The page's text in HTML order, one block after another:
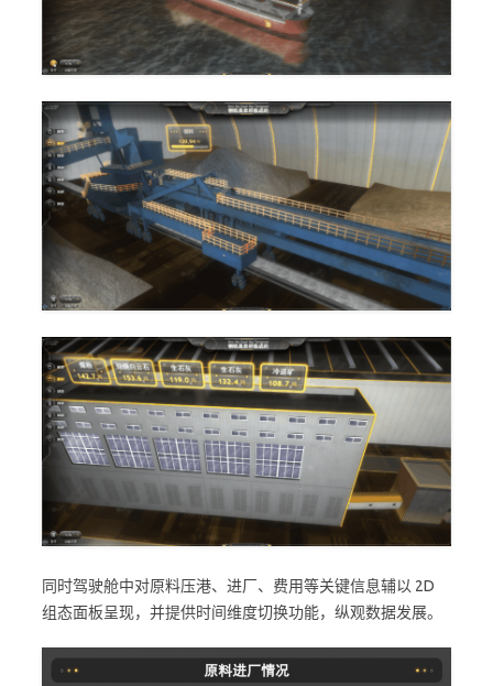
同时驾驶舱中对原料压港、进厂、费用等关键信息辅以 2D
组态面板呈现，并提供时间维度切换功能，纵观数据发展。